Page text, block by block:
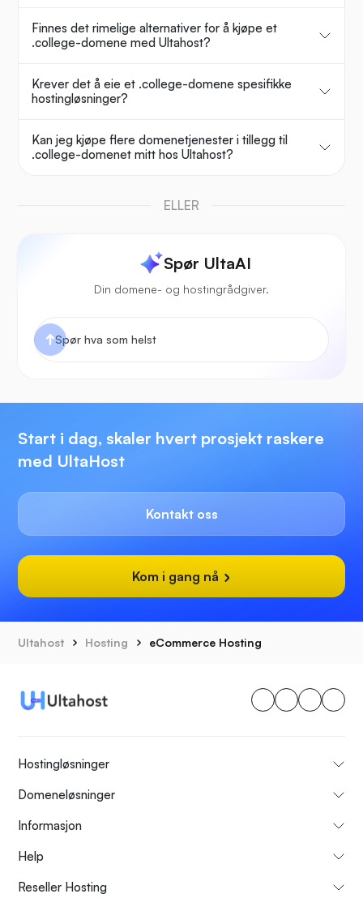
Finnes det rimelige alternativer for å kjøpe et
.college-domene med Ultahost?
Krever det å eie et .college-domene spesifikke
hostingløsninger?
Kan jeg kjøpe flere domenetjenester i tillegg til
.college-domenet mitt hos Ultahost?
ELLER
Spør UltaAI
Din domene- og hostingrådgiver.
Start i dag, skaler hvert prosjekt raskere
med UltaHost
Kontakt oss
Kom i gang nå
Ultahost Hosting eCommerce Hosting
Hostingløsninger
Domeneløsninger
Informasjon
Help
Reseller Hosting